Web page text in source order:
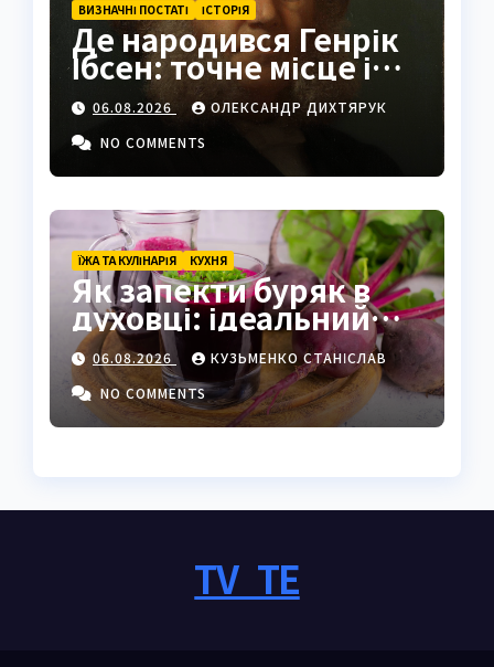
ВИЗНАЧНІ ПОСТАТІ ІСТОРІЯ
Де народився Генрік
Ібсен: точне місце і
історія
06.08.2026
ОЛЕКСАНДР ДИХТЯРУК
NO COMMENTS
ЇЖА ТА КУЛІНАРІЯ КУХНЯ
Як запекти буряк в
духовці: ідеальний
спосіб зберегти смак
06.08.2026
КУЗЬМЕНКО СТАНІСЛАВ
NO COMMENTS
TV_TE